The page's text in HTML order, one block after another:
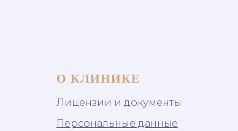
О КЛИНИКЕ
Лицензии и документы
Персональные данные